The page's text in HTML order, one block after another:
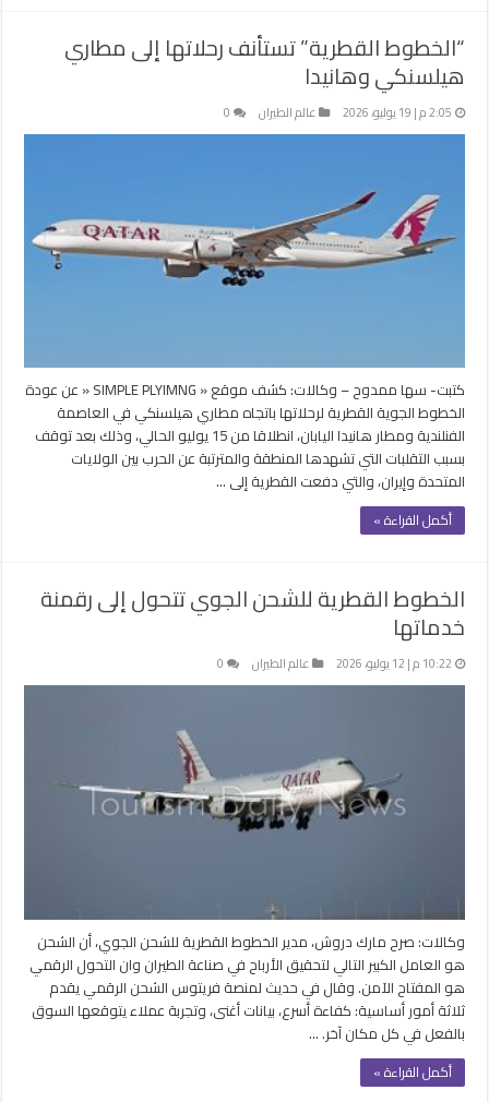
“الخطوط القطرية” تستأنف رحلاتها إلى مطاري
هيلسنكي وهانيدا
2:05 م | 19 يوليو، 2026 عالم الطيران 0
كتبت- سها ممدوح – وكالات: كشف موقع « SIMPLE PLYIMNG « عن عودة
الخطوط الجوية القطرية لرحلاتها باتجاه مطاري هيلسنكي في العاصمة
الفنلندية ومطار هانيدا اليابان، انطلاقا من 15 يوليو الحالي، وذلك بعد توقف
بسبب التقلبات التي تشهدها المنطقة والمترتبة عن الحرب بين الولايات
المتحدة وإيران، والتي دفعت القطرية إلى …
أكمل القراءة »
الخطوط القطرية للشحن الجوي تتحول إلى رقمنة
خدماتها
10:22 م | 12 يوليو، 2026 عالم الطيران 0
وكالات: صرح مارك دروش، مدير الخطوط القطرية للشحن الجوي، أن الشحن
هو العامل الكبير التالي لتحقيق الأرباح في صناعة الطيران وان التحول الرقمي
هو المفتاح الآمن. وقال في حديث لمنصة فريتوس الشحن الرقمي يقدم
ثلاثة أمور أساسية: كفاءة أسرع، بيانات أغنى، وتجربة عملاء يتوقعها السوق
بالفعل في كل مكان آخر. …
أكمل القراءة »